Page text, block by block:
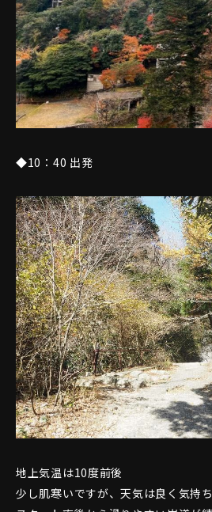
◆10：40 出発
地上気温は10度前後
少し肌寒いですが、天気は良く気持